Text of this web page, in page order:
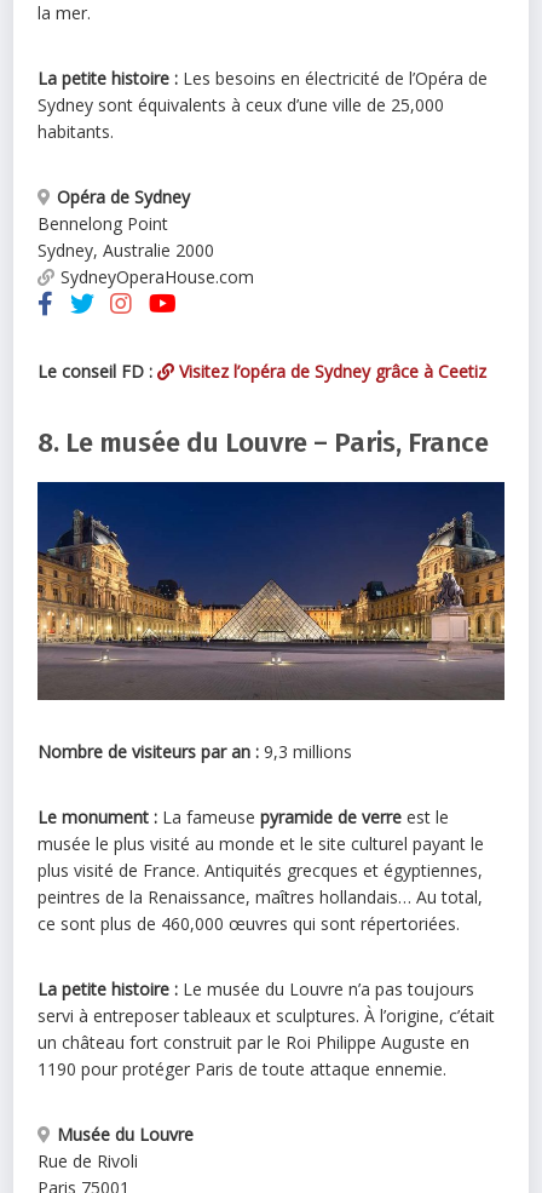
la mer.
La petite histoire : Les besoins en électricité de l’Opéra de
Sydney sont équivalents à ceux d’une ville de 25,000
habitants.
Opéra de Sydney
Bennelong Point
Sydney, Australie 2000
SydneyOperaHouse.com
Le conseil FD : Visitez l’opéra de Sydney grâce à Ceetiz
8. Le musée du Louvre – Paris, France
Nombre de visiteurs par an : 9,3 millions
Le monument : La fameusepyramide de verre est le
musée le plus visité au monde et le site culturel payant le
plus visité de France. Antiquités grecques et égyptiennes,
peintres de la Renaissance, maîtres hollandais… Au total,
ce sont plus de 460,000 œuvres qui sont répertoriées.
La petite histoire : Le musée du Louvre n’a pas toujours
servi à entreposer tableaux et sculptures. À l’origine, c’était
un château fort construit par le Roi Philippe Auguste en
1190 pour protéger Paris de toute attaque ennemie.
Musée du Louvre
Rue de Rivoli
Paris 75001